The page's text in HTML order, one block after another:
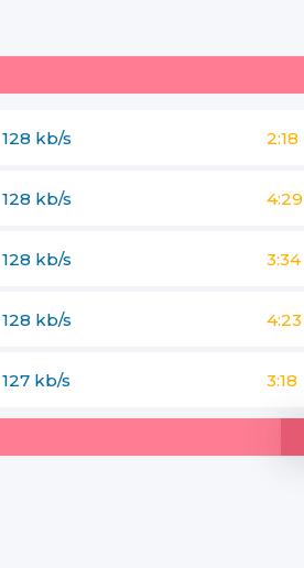
128 kb/s 2:18
128 kb/s 4:29
128 kb/s 3:34
128 kb/s 4:23
127 kb/s 3:18